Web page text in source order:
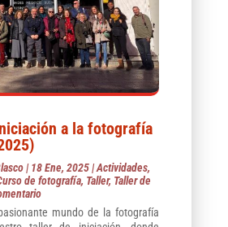
a la fotografía
|18 Ene, 2025|Actividades,
de fotografía, Taller, Taller de
mundo de la fotografía